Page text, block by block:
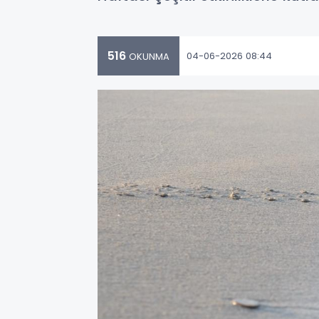
516 OKUNMA 04-06-2026 08:44